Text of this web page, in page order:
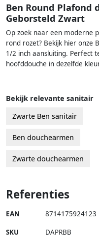
Ben Round Plafond
Geborsteld Zwart
Op zoek naar een moderne
rond rozet? Bekijk hier onze
1/2 inch aansluiting. Perfect
hoofddouche in dezelfde
Bekijk relevante sanitair
Zwarte Ben sanitair
Ben douchearmen
Zwarte douchearmen
Referenties
EAN 8714175924123
SKU DAPRBB